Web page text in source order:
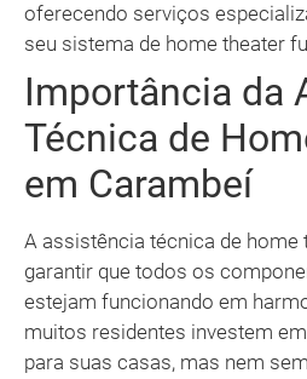
oferecendo serviços
seu sistema de home theater
Importância da
Técnica de
em Carambeí
A assistência técnica de home
garantir que todos os
estejam funcionando em
muitos residentes investem
para suas casas, mas nem